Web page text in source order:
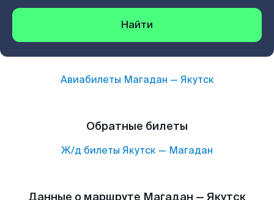
Найти
Авиабилеты Магадан — Якутск
Обратные билеты
Ж/д билеты Якутск — Магадан
Данные о маршруте Магадан — Якутск